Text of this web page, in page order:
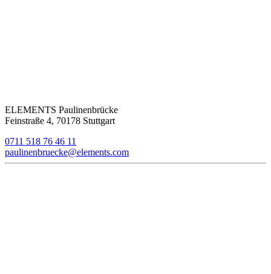
ELEMENTS Paulinenbrücke
Feinstraße 4, 70178 Stuttgart
0711 518 76 46 11
paulinenbruecke@elements.com